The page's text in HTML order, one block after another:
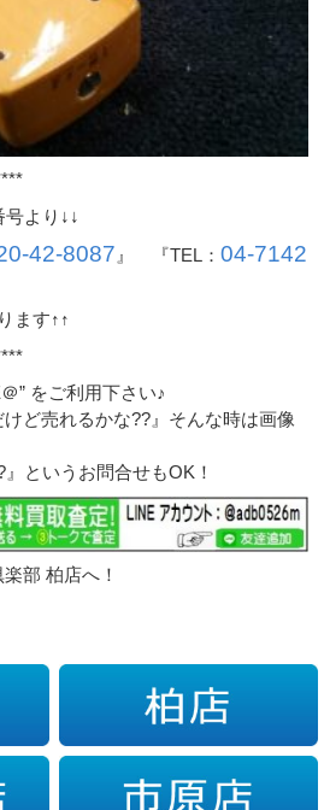
より↓↓
42-8087 』 『TEL：04-7142
ます↑↑
” をご利用下さい♪
けど売れるかな??』そんな時は画像
』というお問合せもOK！
部 柏店へ！